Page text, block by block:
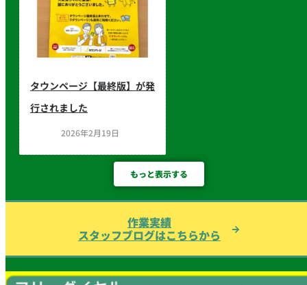
タウンページ【最終版】が発
行されました
2026年2月19日
もっと表示する
作業実績
スタッフブログはこちらから